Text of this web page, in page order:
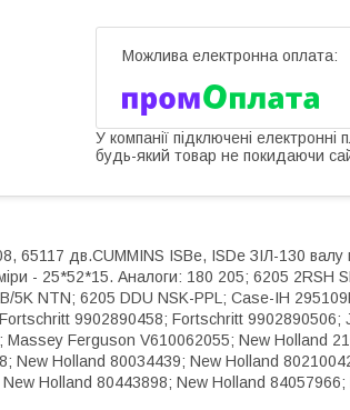
У компанії підключені
будь-який товар не покидаючи
65117 дв.CUMMINS ISBe, ISDe ЗІЛ-130 валу
- 25*52*15. Аналоги: 180 205; 6205 2RSH
5K NTN; 6205 DDU NSK-PPL; Case-IH
9902890458; Fortschritt 9902890506;
Ferguson V610062055; New Holland
New Holland 80034439; New Holland
Holland 80443898; New Holland